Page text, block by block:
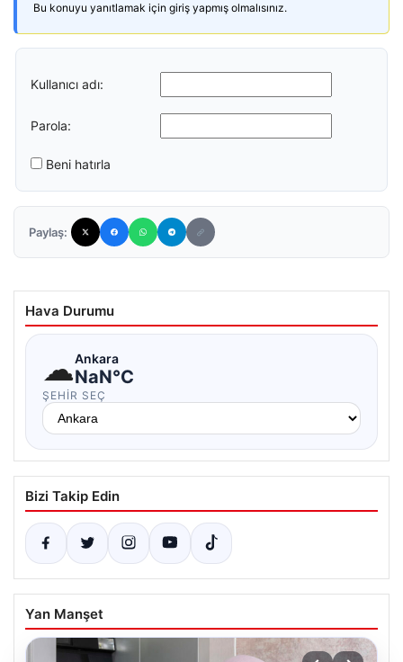
Bu konuyu yanıtlamak için giriş yapmış olmalısınız.
Kullanıcı adı:
Parola:
Beni hatırla
Paylaş:
Hava Durumu
☁Ankara
NaN°C
ŞEHIR SEÇ
Bizi Takip Edin
Yan Manşet